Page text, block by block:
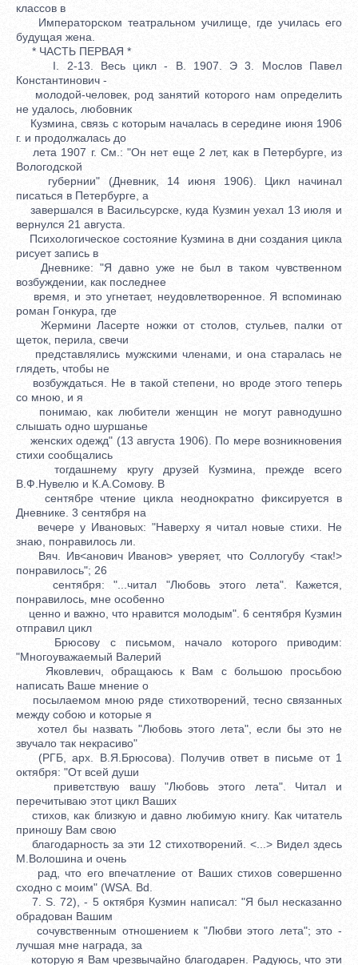
классов в
Императорском театральном училище, где училась его
будущая жена.
* ЧАСТЬ ПЕРВАЯ *
I. 2-13. Весь цикл - В. 1907. Э 3. Мослов Павел
Константинович -
молодой-человек, род занятий которого нам определить
не удалось, любовник
Кузмина, связь с которым началась в середине июня 1906
г. и продолжалась до
лета 1907 г. См.: "Он нет еще 2 лет, как в Петербурге, из
Вологодской
губернии" (Дневник, 14 июня 1906). Цикл начинал
писаться в Петербурге, а
завершался в Васильсурске, куда Кузмин уехал 13 июля и
вернулся 21 августа.
Психологическое состояние Кузмина в дни создания цикла
рисует запись в
Дневнике: "Я давно уже не был в таком чувственном
возбуждении, как последнее
время, и это угнетает, неудовлетворенное. Я вспоминаю
роман Гонкура, где
Жермини Ласерте ножки от столов, стульев, палки от
щеток, перила, свечи
представлялись мужскими членами, и она старалась не
глядеть, чтобы не
возбуждаться. Не в такой степени, но вроде этого теперь
со мною, и я
понимаю, как любители женщин не могут равнодушно
слышать одно шуршанье
женских одежд" (13 августа 1906). По мере возникновения
стихи сообщались
тогдашнему кругу друзей Кузмина, прежде всего
В.Ф.Нувелю и К.А.Сомову. В
сентябре чтение цикла неоднократно фиксируется в
Дневнике. 3 сентября на
вечере у Ивановых: "Наверху я читал новые стихи. Не
знаю, понравилось ли.
Вяч. Ив<анович Иванов> уверяет, что Соллогубу <так!>
понравилось"; 26
сентября: "...читал "Любовь этого лета". Кажется,
понравилось, мне особенно
ценно и важно, что нравится молодым". 6 сентября Кузмин
отправил цикл
Брюсову с письмом, начало которого приводим:
"Многоуважаемый Валерий
Яковлевич, обращаюсь к Вам с большою просьбою
написать Ваше мнение о
посылаемом мною ряде стихотворений, тесно связанных
между собою и которые я
хотел бы назвать "Любовь этого лета", если бы это не
звучало так некрасиво"
(РГБ, арх. В.Я.Брюсова). Получив ответ в письме от 1
октября: "От всей души
приветствую вашу "Любовь этого лета". Читал и
перечитываю этот цикл Ваших
стихов, как близкую и давно любимую книгу. Как читатель
приношу Вам свою
благодарность за эти 12 стихотворений. <...> Видел здесь
М.Волошина и очень
рад, что его впечатление от Ваших стихов совершенно
сходно с моим" (WSA. Bd.
7. S. 72), - 5 октября Кузмин написал: "Я был несказанно
обрадован Вашим
сочувственным отношением к "Любви этого лета"; это -
лучшая мне награда, за
которую я Вам чрезвычайно благодарен. Радуюсь, что эти